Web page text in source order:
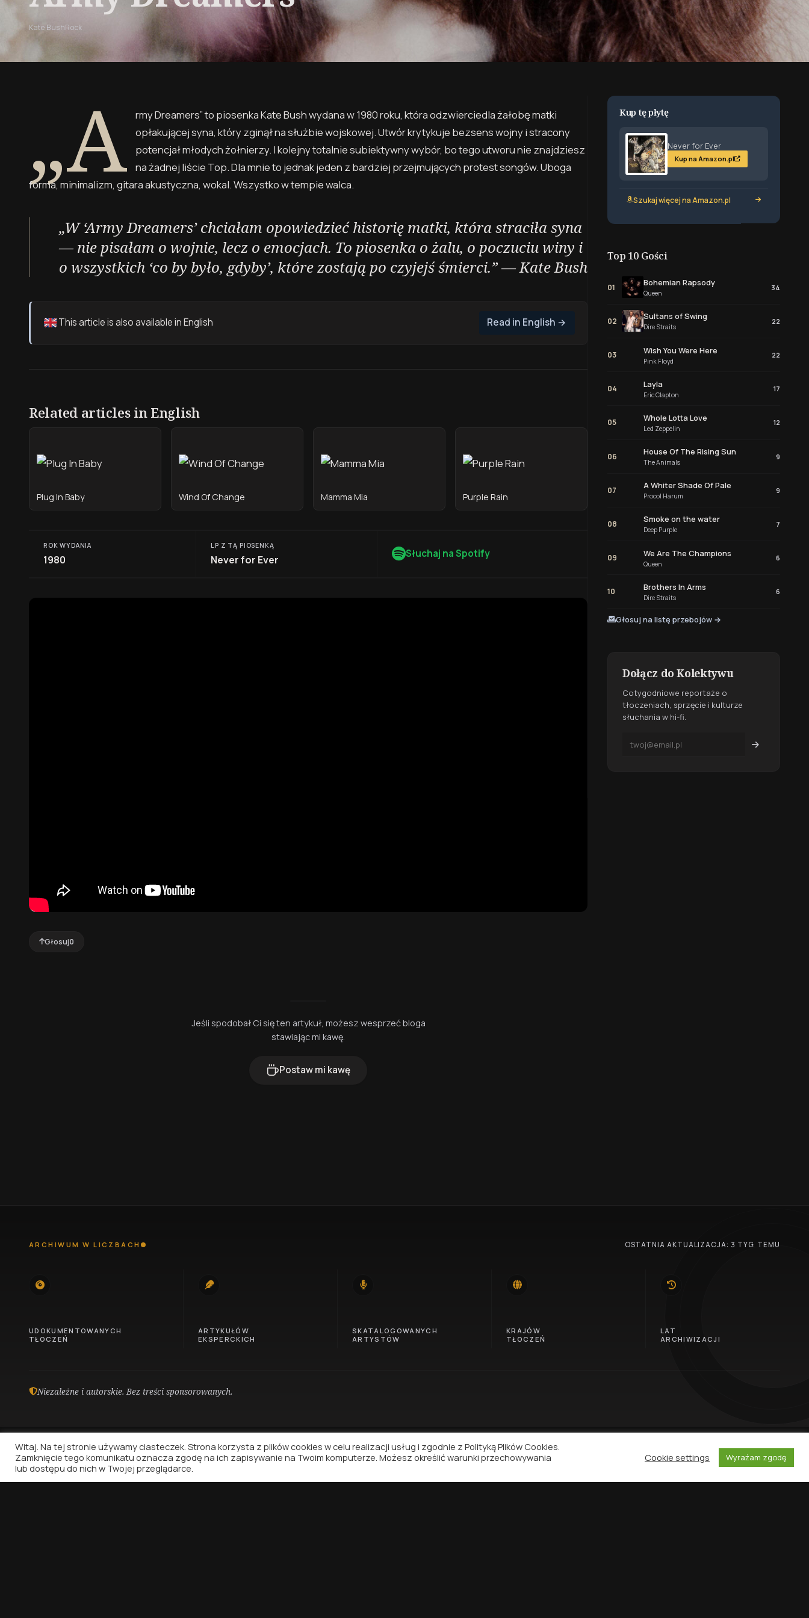
Kate BushRock
„A
rmy Dreamers” to piosenka Kate Bush wydana w 1980 roku, która odzwierciedla żałobę matki
opłakującej syna, który zginął na służbie wojskowej. Utwór krytykuje bezsens wojny i stracony
potencjał młodych żołnierzy. I kolejny totalnie subiektywny wybór, bo tego utworu nie znajdziesz
na żadnej liście Top. Dla mnie to jednak jeden z bardziej przejmujących protest songów. Uboga
forma, minimalizm, gitara akustyczna, wokal. Wszystko w tempie walca.
„W ‘Army Dreamers’ chciałam opowiedzieć historię matki, która straciła syna
— nie pisałam o wojnie, lecz o emocjach. To piosenka o żalu, o poczuciu winy i
o wszystkich ‘co by było, gdyby’, które zostają po czyjejś śmierci.” —Kate Bush
This article is also available in English Read in English →
Related articles in English
Plug In Baby Wind Of Change Mamma Mia Purple Rain
ROK WYDANIA
1980
LP Z TĄ PIOSENKĄ
Never for Ever Słuchaj na Spotify
Głosuj0
Jeśli spodobał Ci się ten artykuł, możesz wesprzeć bloga
stawiając mi kawę.
Postaw mi kawę
Kup tę płytę
Never for Ever
Kup na Amazon.pl
Szukaj więcej na Amazon.pl
Top 10 Gości
01 Bohemian Rapsody
Queen
34
02 Sultans of Swing
Dire Straits
22
03 Wish You Were Here
Pink Floyd
22
04 Layla
Eric Clapton
17
05 Whole Lotta Love
Led Zeppelin
12
06 House Of The Rising Sun
The Animals
9
07 A Whiter Shade Of Pale
Procol Harum
9
08 Smoke on the water
Deep Purple
7
09 We Are The Champions
Queen
6
10 Brothers In Arms
Dire Straits
6
Głosuj na listę przebojów →
Dołącz do Kolektywu
Cotygodniowe reportaże o
tłoczeniach, sprzęcie i kulturze
słuchania w hi-fi.
ARCHIWUM W LICZBACH OSTATNIA AKTUALIZACJA: 3 TYG. TEMU
UDOKUMENTOWANYCH
TŁOCZEŃ
ARTYKUŁÓW
EKSPERCKICH
SKATALOGOWANYCH
ARTYSTÓW
KRAJÓW
TŁOCZEŃ
LAT
ARCHIWIZACJI
Niezależne i autorskie. Bez treści sponsorowanych.
NAWIGACJA WSPARCIE NEWSLETTER
Witaj. Na tej stronie używamy ciasteczek. Strona korzysta z plików cookies w celu realizacji usług i zgodnie z Polityką Plików Cookies.
Zamknięcie tego komunikatu oznacza zgodę na ich zapisywanie na Twoim komputerze. Możesz określić warunki przechowywania
lub dostępu do nich w Twojej przeglądarce.
Cookie settings Wyrażam zgodę